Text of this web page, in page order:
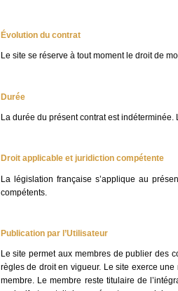
Évolution du contrat
Le site se réserve à tout moment le droit de
Durée
La durée du présent contrat est indéterminée.
Droit applicable et juridiction compétente
La législation française s’applique au
compétents.
Publication par l’Utilisateur
Le site permet aux membres de publier des
règles de droit en vigueur. Le site exerce
membre. Le membre reste titulaire de